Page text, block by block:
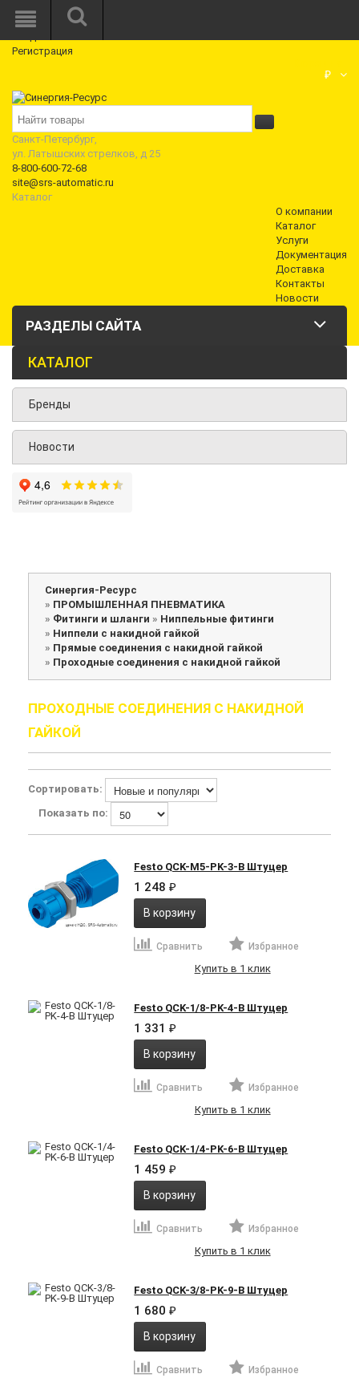
Режим работы: Пн—Пт: 10:00—18:00
Регистрация
₽
Санкт-Петербург,
ул. Латышских стрелков, д 25
8-800-600-72-68
site@srs-automatic.ru
Каталог
О компании
Каталог
Услуги
Документация
Доставка
Контакты
Новости
РАЗДЕЛЫ САЙТА
КАТАЛОГ
Бренды
Новости
Синергия-Ресурс
» ПРОМЫШЛЕННАЯ ПНЕВМАТИКА
» Фитинги и шланги » Ниппельные фитинги
» Ниппели с накидной гайкой
» Прямые соединения с накидной гайкой
» Проходные соединения с накидной гайкой
ПРОХОДНЫЕ СОЕДИНЕНИЯ С НАКИДНОЙ
ГАЙКОЙ
Сортировать:
Показать по:
Festo QCK-M5-PK-3-B Штуцер
1 248₽
В корзину
Сравнить Избранное
Купить в 1 клик
Festo QCK-1/8-PK-4-B Штуцер
1 331₽
В корзину
Сравнить Избранное
Купить в 1 клик
Festo QCK-1/4-PK-6-B Штуцер
1 459₽
В корзину
Сравнить Избранное
Купить в 1 клик
Festo QCK-3/8-PK-9-B Штуцер
1 680₽
В корзину
Сравнить Избранное